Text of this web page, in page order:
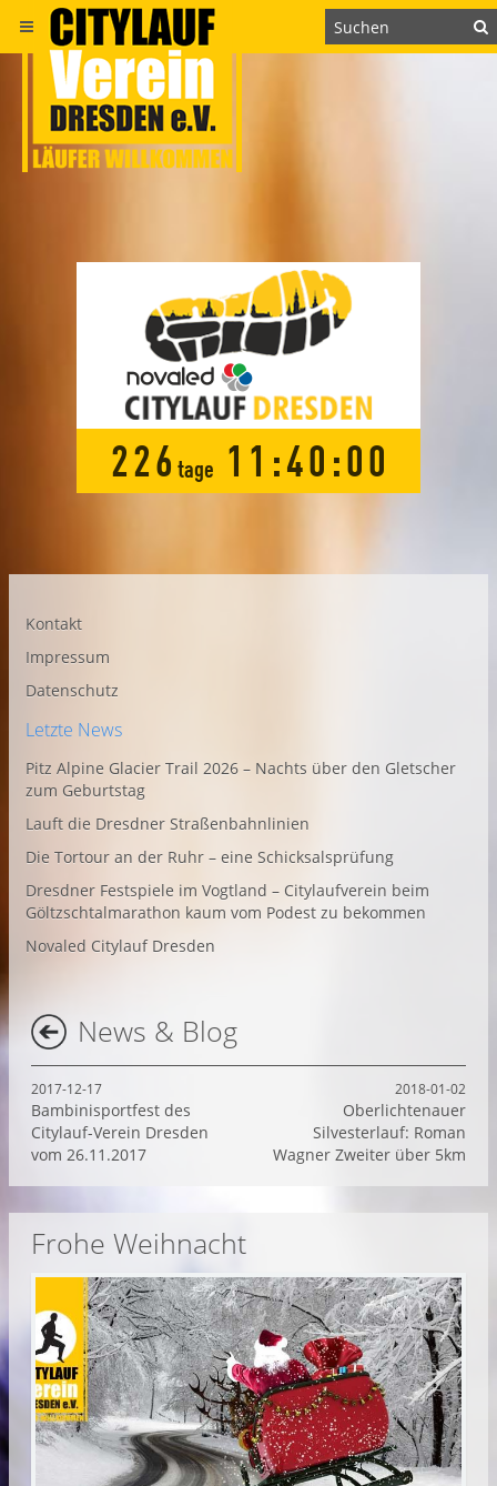
226 tage 1 1 :40 :00
Kontakt
Impressum
Datenschutz
Letzte News
Pitz Alpine Glacier Trail 2026 – Nachts über den Gletscher
zum Geburtstag
Lauft die Dresdner Straßenbahnlinien
Die Tortour an der Ruhr – eine Schicksalsprüfung
Dresdner Festspiele im Vogtland – Citylaufverein beim
Göltzschtalmarathon kaum vom Podest zu bekommen
Novaled Citylauf Dresden
News & Blog
2018-01-02
Oberlichtenauer
Silvesterlauf: Roman
Wagner Zweiter über 5km
2017-12-17
Bambinisportfest des
Citylauf-Verein Dresden
vom 26.11.2017
Frohe Weihnacht